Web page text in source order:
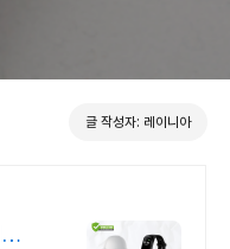
글 작성자: 레이니아